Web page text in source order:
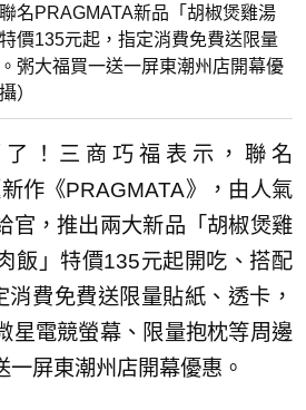
名PRAGMATA新品「胡椒煲雞湯
價135元起，指定消費免費送限量
粥大福買一送一屏東潮州店開幕優
）
！三商巧福表示，聯名
作《PRAGMATA》，由人氣
官，推出兩大新品「胡椒煲雞
飯」特價135元起開吃、搭配
費免費送限量貼紙、透卡，
星電競螢幕、限量抱枕等周邊
一屏東潮州店開幕優惠。